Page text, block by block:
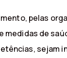
pelas
de
sejam